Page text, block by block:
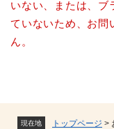
現在地 トップページ >
いない、または、ブ
ていないため、お問
ん。